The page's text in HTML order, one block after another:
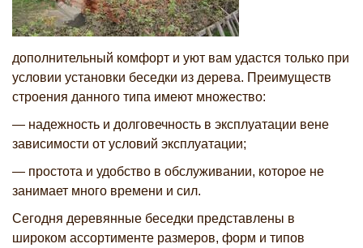
дополнительный комфорт и уют вам удастся только при
условии установки беседки из дерева. Преимуществ
строения данного типа имеют множество:
— надежность и долговечность в эксплуатации вене
зависимости от условий эксплуатации;
— простота и удобство в обслуживании, которое не
занимает много времени и сил.
Сегодня деревянные беседки представлены в
широком ассортименте размеров, форм и типов